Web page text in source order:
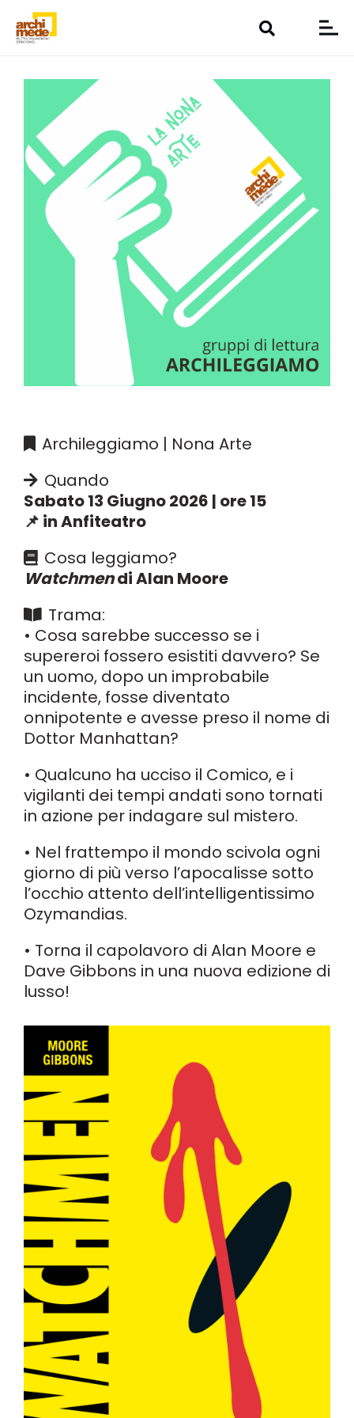
Archileggiamo | Nona Arte
Quando
Sabato 13 Giugno 2026 | ore 15
📌 in Anfiteatro
Cosa leggiamo?
Watchmendi Alan Moore
Trama:
• Cosa sarebbe successo se i
supereroi fossero esistiti davvero? Se
un uomo, dopo un improbabile
incidente, fosse diventato
onnipotente e avesse preso il nome di
Dottor Manhattan?
• Qualcuno ha ucciso il Comico, e i
vigilanti dei tempi andati sono tornati
in azione per indagare sul mistero.
• Nel frattempo il mondo scivola ogni
giorno di più verso l’apocalisse sotto
l’occhio attento dell’intelligentissimo
Ozymandias.
• Torna il capolavoro di Alan Moore e
Dave Gibbons in una nuova edizione di
lusso!